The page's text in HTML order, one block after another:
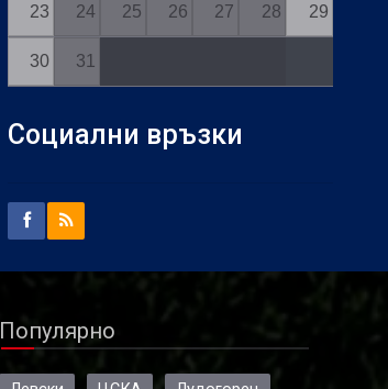
23 24 25 26 27 28 29
30 31
Социални връзки
Популярно